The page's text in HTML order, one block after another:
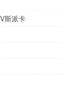
斯派卡